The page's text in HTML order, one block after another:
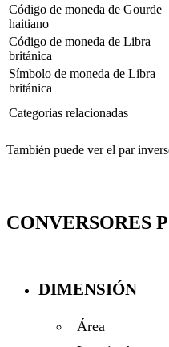
Código de moneda de Gourde
haitiano
Código de moneda de Libra
británica
Símbolo de moneda de Libra
británica
Categorias relacionadas
También puede ver el par
CONVERSORES
DIMENSIÓN
Área